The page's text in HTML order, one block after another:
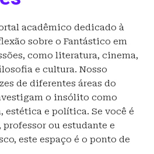
acadêmico dedicado à
sobre o Fantástico em
como literatura, cinema,
e cultura. Nosso
de diferentes áreas do
o insólito como
e política. Se você é
ou estudante e
este espaço é o ponto de